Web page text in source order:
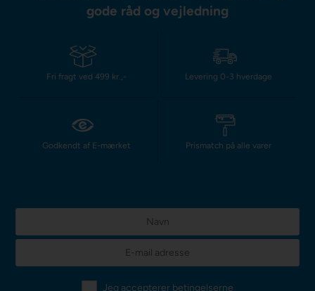
gode råd og vejledning
Fri fragt ved 499 kr.,- Levering 0-3 hverdage
Godkendt af E-mærket Prismatch på alle varer
Jeg accepterer betingelserne